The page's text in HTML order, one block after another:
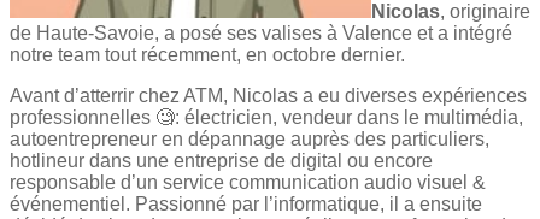
Nicolas, originaire
de Haute-Savoie, a posé ses valises à Valence et a intégré
notre team tout récemment, en octobre dernier.
Avant d’atterrir chez ATM, Nicolas a eu diverses expériences
professionnelles 🧐: électricien, vendeur dans le multimédia,
autoentrepreneur en dépannage auprès des particuliers,
hotlineur dans une entreprise de digital ou encore
responsable d’un service communication audio visuel &
événementiel. Passionné par l’informatique, il a ensuite